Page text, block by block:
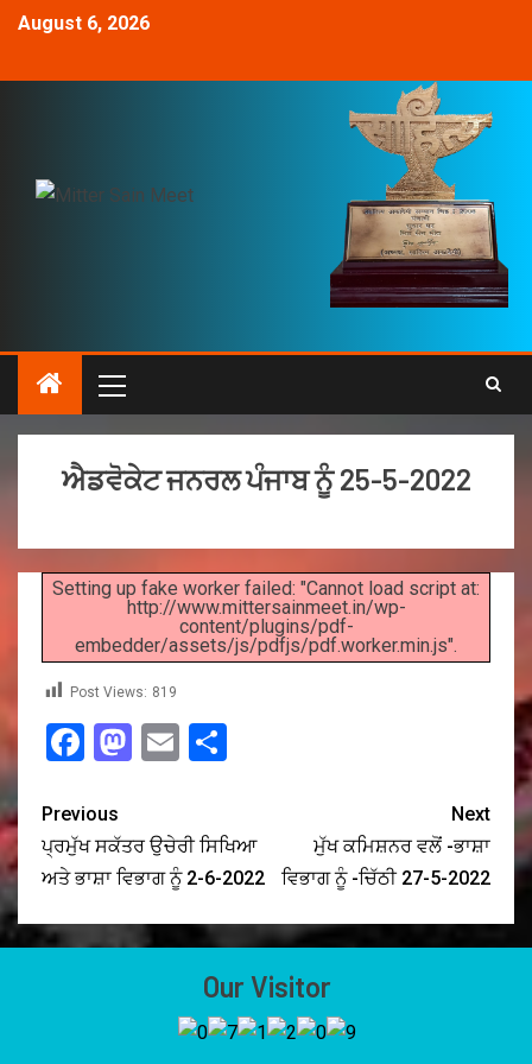
August 6, 2026
ਐਡਵੋਕੇਟ ਜਨਰਲ ਪੰਜਾਬ ਨੂੰ 25-5-2022
Setting up fake worker failed: "Cannot load script at:
http://www.mittersainmeet.in/wp-
content/plugins/pdf-
embedder/assets/js/pdfjs/pdf.worker.min.js".
Post Views: 819
Facebook
Mastodon
Email
Previous
ਪ੍ਰਮੁੱਖ ਸਕੱਤਰ ਉਚੇਰੀ ਸਿਖਿਆ
ਅਤੇ ਭਾਸ਼ਾ ਵਿਭਾਗ ਨੂੰ 2-6-2022
Next
ਮੁੱਖ ਕਮਿਸ਼ਨਰ ਵਲੋਂ -ਭਾਸ਼ਾ
ਵਿਭਾਗ ਨੂੰ -ਚਿੱਠੀ 27-5-2022
Our Visitor